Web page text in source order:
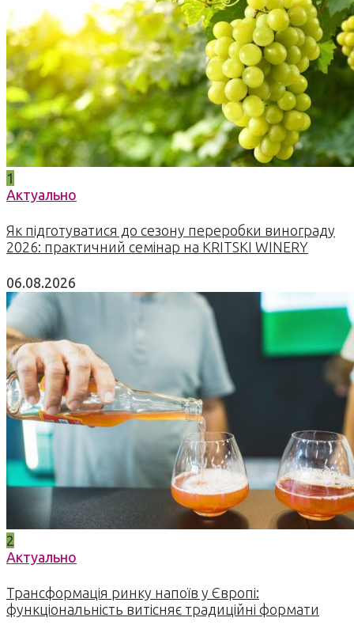
1
Актуально
Як підготуватися до сезону переробки винограду
2026: практичний семінар на KRITSKI WINERY
06.08.2026
2
Актуально
Трансформація ринку напоїв у Європі:
функціональність витісняє традиційні формати